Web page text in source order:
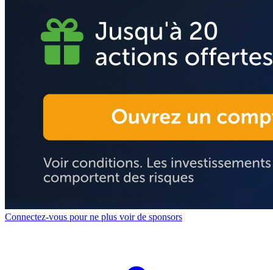
Connectez-vous pour ne plus voir de sponsors